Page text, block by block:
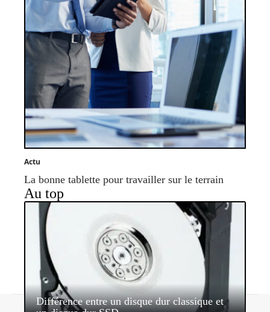
Actu
La bonne tablette pour travailler sur le terrain
Au top
Différence entre un disque dur classique et
Contact Mentions légales Sitemap